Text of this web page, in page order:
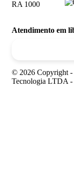
Atendimento em
© 2026 Copyright -
Tecnologia LTDA -